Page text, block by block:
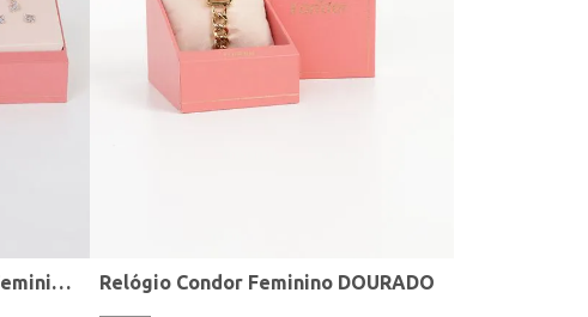
Relógio+Acessório Condor Feminino ROSE Relógio Condor Feminino DOURADO